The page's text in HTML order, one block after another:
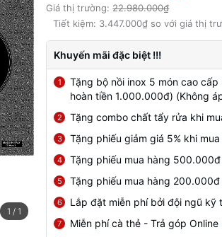
1 / 1
Giá thị trường:22.980.000₫
Tiết kiệm: 3.447.000₫ so với giá thị
Khuyến mãi đặc biệt !!!
1
Tặng bộ nồi inox 5 món cao
hoàn tiền 1.000.000đ) (Không
2 Tặng combo chất tẩy rửa khi
3 Tặng phiếu giảm giá 5% khi
4 Tặng phiếu mua hàng
5 Tặng phiếu mua hàng
6 Lắp đặt miễn phí bởi đội ngũ kỹ
7 Miễn phí cà thẻ - Trả góp Online